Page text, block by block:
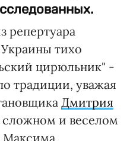
репертуара
тихо
цирюльник" -
традиции, уважая
Дмитрия
сложном и веселом
Максима